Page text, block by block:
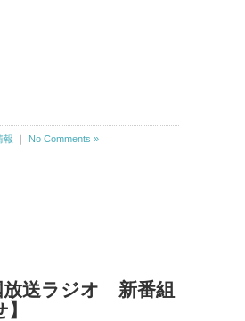
報 ｜ No Comments »
放送ラジオ 新番組